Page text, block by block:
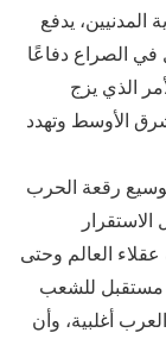
المدنيين، يدفع
في الصراع دفاعًا
الذي يزج
الأوسط وتهدد
رقعة الحرب
العالم وحتى
مستقبل للشعب
أغلبية، وأن